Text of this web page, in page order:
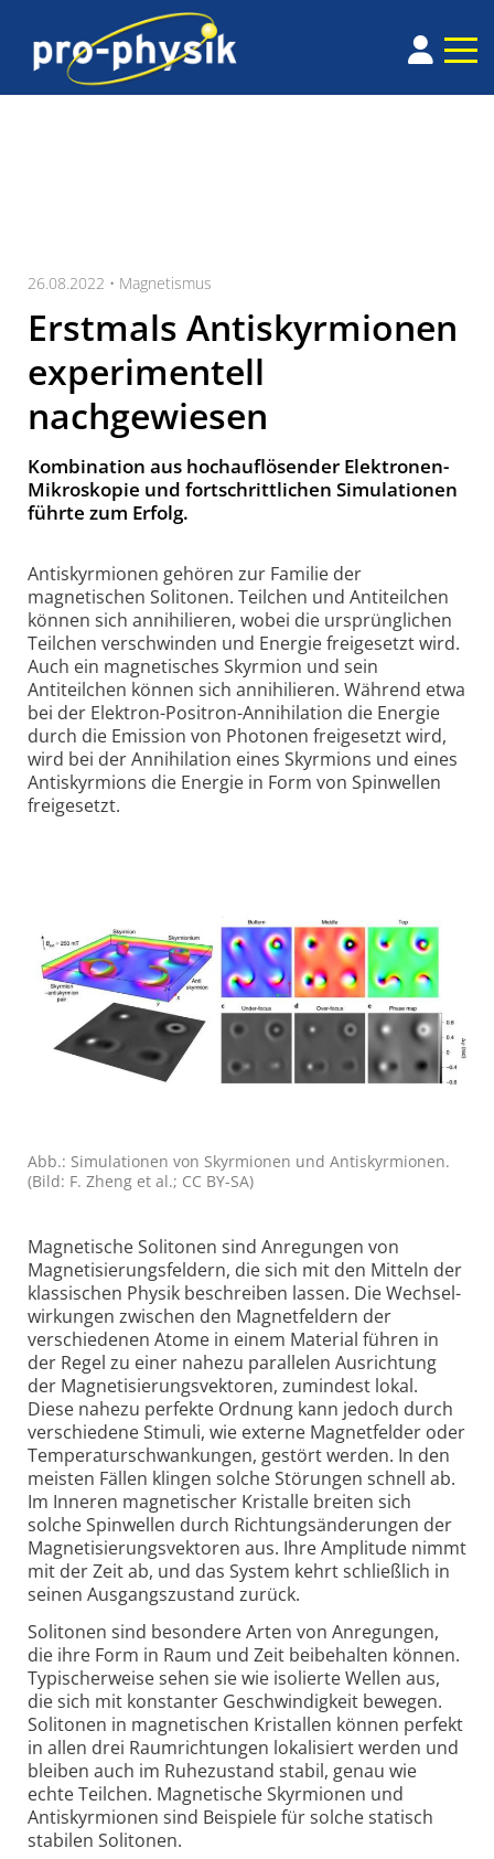
26.08.2022 • Magnetismus
Erstmals Antiskyrmionen
experimentell
nachgewiesen
Kombination aus hochauflösender Elektronen-
Mikroskopie und fortschrittlichen Simulationen
führte zum Erfolg.
Antiskyrmionen gehören zur Familie der
magnetischen Solitonen. Teilchen und Antiteilchen
können sich annihilieren, wobei die ursprüng­lichen
Teilchen verschwinden und Energie freigesetzt wird.
Auch ein magnetisches Skyrmion und sein
Antiteilchen können sich annihilieren. Während etwa
bei der Elektron-Positron-Annihilation die Energie
durch die Emission von Photonen freigesetzt wird,
wird bei der Annihilation eines Skyrmions und eines
Antiskyrmions die Energie in Form von Spinwellen
freigesetzt.
Abb.: Simula­tionen von Skyr­mionen und Anti­skyr­mionen.
(Bild: F. Zheng et al.; CC BY-SA)
Magnetische Solitonen sind Anregungen von
Magnetisierungs­feldern, die sich mit den Mitteln der
klassischen Physik beschreiben lassen. Die Wechsel­
wirkungen zwischen den Magnetfeldern der
verschiedenen Atome in einem Material führen in
der Regel zu einer nahezu parallelen Ausrichtung
der Magnetisierungs­vektoren, zumindest lokal.
Diese nahezu perfekte Ordnung kann jedoch durch
verschiedene Stimuli, wie externe Magnetfelder oder
Temperatur­schwankungen, gestört werden. In den
meisten Fällen klingen solche Störungen schnell ab.
Im Inneren magnetischer Kristalle breiten sich
solche Spinwellen durch Richtungs­änderungen der
Magnetisierungs­vektoren aus. Ihre Amplitude nimmt
mit der Zeit ab, und das System kehrt schließlich in
seinen Ausgangs­zustand zurück.
Solitonen sind besondere Arten von Anregungen,
die ihre Form in Raum und Zeit beibehalten können.
Typischerweise sehen sie wie isolierte Wellen aus,
die sich mit konstanter Geschwindigkeit bewegen.
Solitonen in magnetischen Kristallen können perfekt
in allen drei Raum­richtungen lokalisiert werden und
bleiben auch im Ruhezustand stabil, genau wie
echte Teilchen. Magnetische Skyrmionen und
Antiskyrmionen sind Beispiele für solche statisch
stabilen Solitonen.